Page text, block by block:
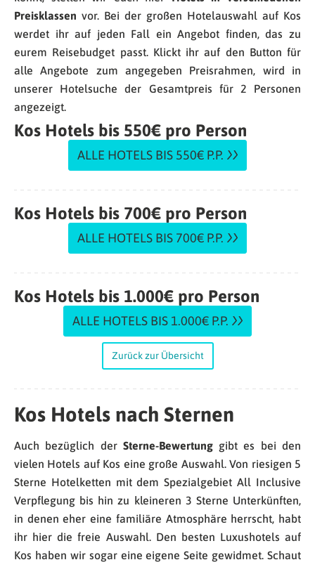
Preisklassen vor. Bei der großen Hotelauswahl auf Kos
werdet ihr auf jeden Fall ein Angebot finden, das zu
eurem Reisebudget passt. Klickt ihr auf den Button für
alle Angebote zum angegeben Preisrahmen, wird in
unserer Hotelsuche der Gesamtpreis für 2 Personen
angezeigt.
Kos Hotels bis 550€ pro Person
ALLE HOTELS BIS 550€ P.P.
Kos Hotels bis 700€ pro Person
ALLE HOTELS BIS 700€ P.P.
Kos Hotels bis 1.000€ pro Person
ALLE HOTELS BIS 1.000€ P.P.
Zurück zur Übersicht
Kos Hotels nach Sternen
Auch bezüglich der Sterne-Bewertunggibt es bei den
vielen Hotels auf Kos eine große Auswahl. Von riesigen 5
Sterne Hotelketten mit dem Spezialgebiet All Inclusive
Verpflegung bis hin zu kleineren 3 Sterne Unterkünften,
in denen eher eine familiäre Atmosphäre herrscht, habt
ihr hier die freie Auswahl. Den besten Luxushotels auf
Kos haben wir sogar eine eigene Seite gewidmet. Schaut